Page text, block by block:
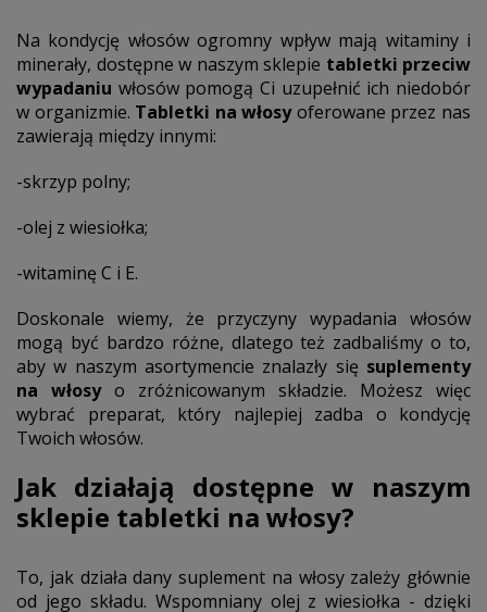
Na kondycję włosów ogromny wpływ mają witaminy i
minerały, dostępne w naszym sklepie tabletki przeciw
wypadaniu włosów pomogą Ci uzupełnić ich niedobór
w organizmie. Tabletki na włosyoferowane przez nas
zawierają między innymi:
-skrzyp polny;
-olej z wiesiołka;
-witaminę C i E.
Doskonale wiemy, że przyczyny wypadania włosów
mogą być bardzo różne, dlatego też zadbaliśmy o to,
aby w naszym asortymencie znalazły się suplementy
na włosyo zróżnicowanym składzie. Możesz więc
wybrać preparat, który najlepiej zadba o kondycję
Twoich włosów.
Jak działają dostępne w naszym
sklepie tabletki na włosy?
To, jak działa dany suplement na włosy zależy głównie
od jego składu. Wspomniany olej z wiesiołka - dzięki